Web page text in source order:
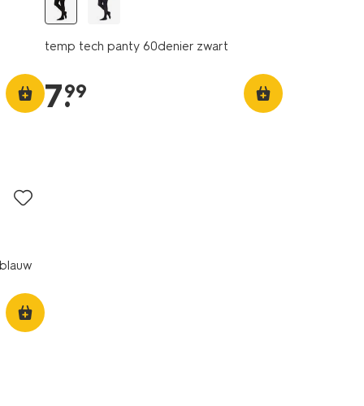
temp tech panty 60denier zwart
7.
99